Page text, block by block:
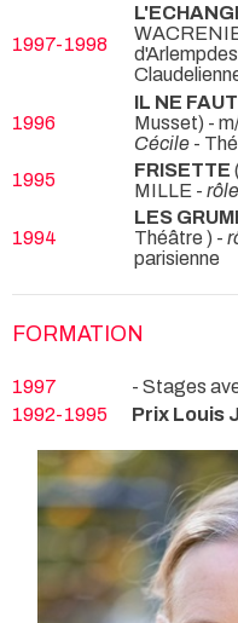
1997-1998
1996
IL NE
Musset) -
Cécile -
1995
FRISETTE
MILLE -
1994
LES
Théâtre ) -
parisienne
FORMATION
1997
- Stages
1992-1995
Prix Louis